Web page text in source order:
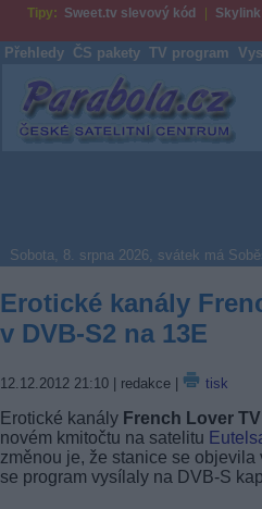
Tipy: Sweet.tv slevový kód Skylink
Přehledy ČS pakety TV program
Parabola.cz
Sobota, 8. srpna 2026, svátek má
Erotické kanály
v DVB-S2 na 13E
12.12.2012 21:10 | redakce | tisk
Erotické kanály French Lover TV
novém kmitočtu na satelitu
změnou je, že stanice se
se program vysílaly na DVB-S